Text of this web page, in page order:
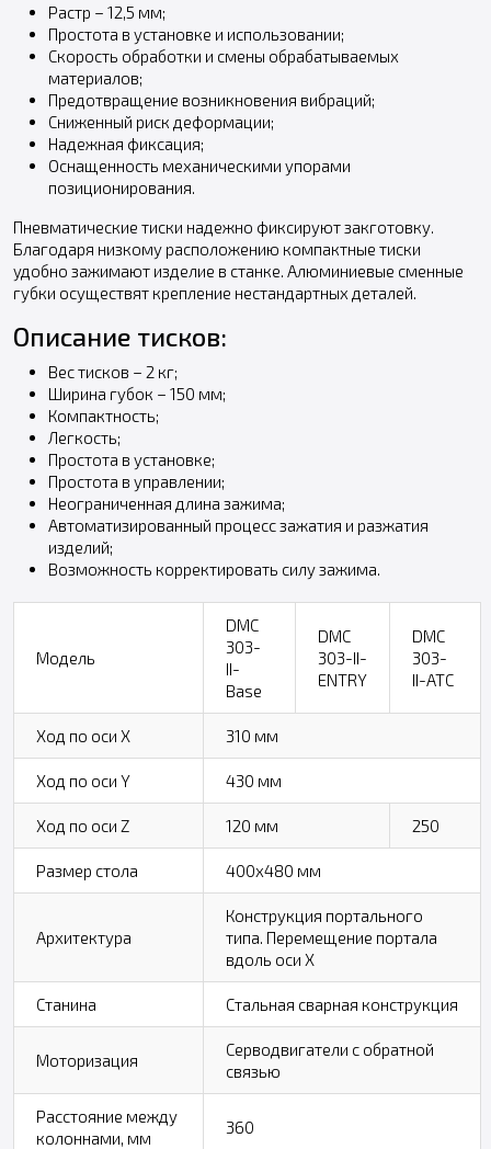
Растр – 12,5 мм;
Простота в установке и использовании;
Скорость обработки и смены обрабатываемых
материалов;
Предотвращение возникновения вибраций;
Сниженный риск деформации;
Надежная фиксация;
Оснащенность механическими упорами
позиционирования.
Пневматические тиски надежно фиксируют закготовку.
Благодаря низкому расположению компактные тиски
удобно зажимают изделие в станке. Алюминиевые сменные
губки осуществят крепление нестандартных деталей.
Описание тисков:
Вес тисков – 2 кг;
Ширина губок – 150 мм;
Компактность;
Легкость;
Простота в установке;
Простота в управлении;
Неограниченная длина зажима;
Автоматизированный процесс зажатия и разжатия
изделий;
Возможность корректировать силу зажима.
Модель
DMC
303-
II-
Base
DMC
303-II-
ENTRY
DMC
303-
II-ATC
Ход по оси X 310 мм
Ход по оси Y 430 мм
Ход по оси Z 120 мм 250
Размер стола 400х480 мм
Архитектура
Конструкция портального
типа. Перемещение портала
вдоль оси Х
Станина Стальная сварная конструкция
Моторизация
Серводвигатели с обратной
связью
Расстояние между
колоннами, мм
360